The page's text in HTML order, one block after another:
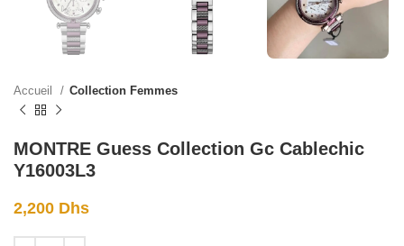
Accueil Collection Femmes
MONTRE Guess Collection Gc Cablechic
Y16003L3
2,200 Dhs